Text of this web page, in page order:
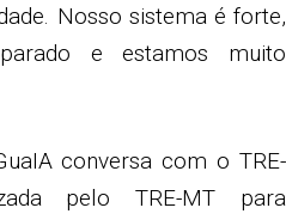
Nosso sistema é forte,
e estamos muito
conversa com o TRE-
pelo TRE-MT para